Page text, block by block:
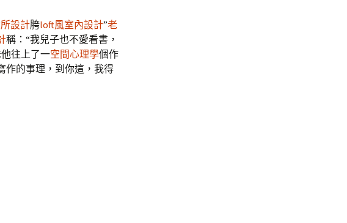
設計胯loft風室內設計”老
稱：“我兒子也不愛看書，
他往上了一空間心理學個作
作的事理，到你這，我得